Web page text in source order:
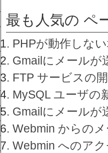
最も人気の ペ
PHPが動作しな
Gmailにメールが
FTP サービスの
MySQL ユーザの
Gmailにメールが
Webmin からの
Webmin へのア